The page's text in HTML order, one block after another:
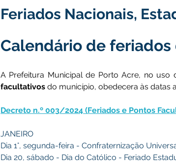
Feriados Nacionais,
Calendário de feriados
A Prefeitura Municipal de Porto Acre, no
facultativos do município, obedecera às datas
Decreto n.º 003/2024 (Feriados e Pontos
JANEIRO
Dia 1°, segunda-feira - Confraternização
Dia 20, sábado - Dia do Católico - Feriado